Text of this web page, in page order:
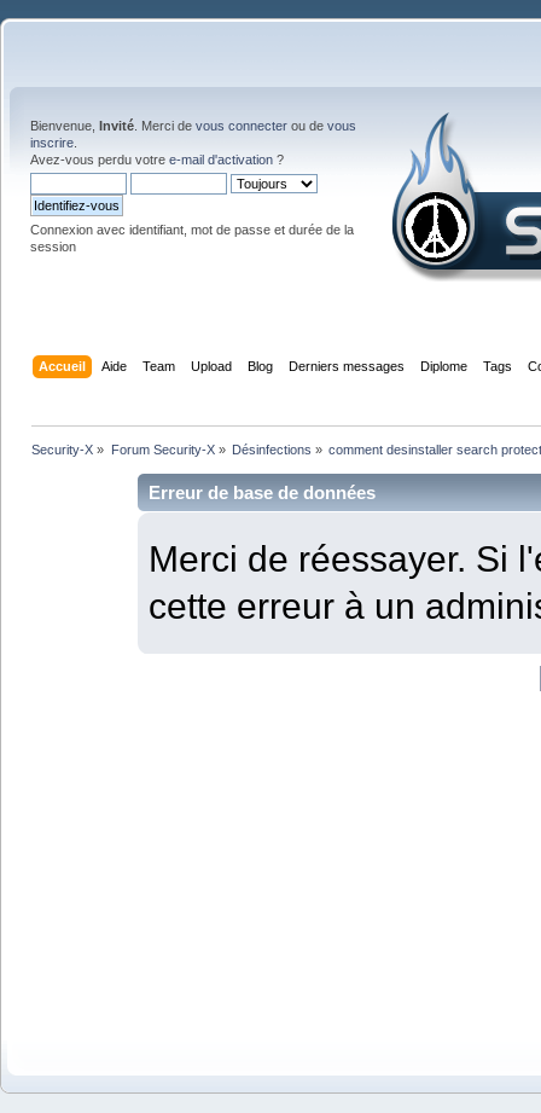
Bienvenue, Invité . Merci de vous connecter ou de vous
inscrire
Avez-vous perdu votre e-mail d'activation ?
Connexion avec identifiant, mot de passe et durée de la
session
Accueil Aide Team Upload Blog Derniers messages Diplome Tags
Security-X » Forum Security-X» Désinfections » comment desinstaller search
Erreur de base de données
Merci de réessayer. Si
cette erreur à un